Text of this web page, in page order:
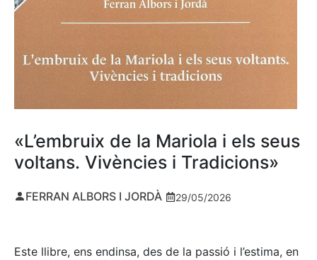
«L’embruix de la Mariola i els seus
voltans. Vivències i Tradicions»
FERRAN ALBORS I JORDÀ 29/05/2026
Este llibre, ens endinsa, des de la passió i l’estima, en